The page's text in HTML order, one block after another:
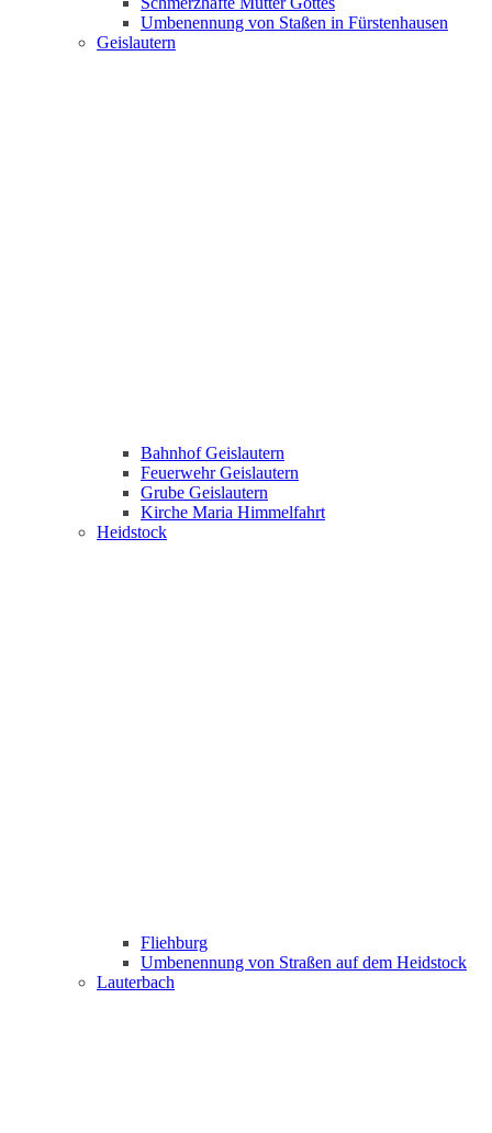
Umbenennung von Staßen in Fürstenhausen
Geislautern
Bahnhof Geislautern
Feuerwehr Geislautern
Grube Geislautern
Kirche Maria Himmelfahrt
Heidstock
Fliehburg
Umbenennung von Straßen auf dem Heidstock
Lauterbach